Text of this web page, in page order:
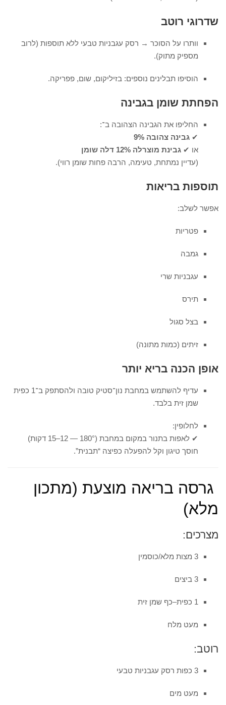
שדרוגי רוטב
וותרו על הסוכר → רסק עגבניות טבעי ללא תוספות (לרוב
מספיק מתוק).
הוסיפו תבלינים נוספים: בזיליקום, שום, פפריקה.
הפחתת שומן בגבינה
החליפו את הגבינה הצהובה ב־:
✔ גבינה צהובה 9%
או ✔ גבינת מוצרלה 12% דלה שומן
(עדיין נמתחת, טעימה, הרבה פחות שומן רווי).
תוספות בריאות
אפשר לשלב:
פטריות
גמבה
עגבניות שרי
תירס
בצל סגול
זיתים (כמות מתונה)
אופן הכנה בריא יותר
עדיף להשתמש במחבת נון־סטיק טובה ולהסתפק ב־1 כפית
שמן זית בלבד.
לחלופין:
✔ לאפות בתנור במקום במחבת (180° — 12–15 דקות)
חוסך טיגון וקל להפעלה כפיצה “תבנית”.
גרסה בריאה מוצעת (מתכון
מלא)
מצרכים:
3 מצות מלא/כוסמין
3 ביצים
1 כפית–כף שמן זית
מעט מלח
רוטב:
3 כפות רסק עגבניות טבעי
מעט מים